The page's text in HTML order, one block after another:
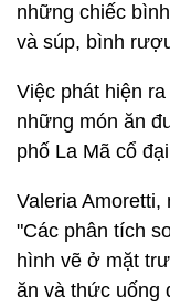
những chiếc
và súp, bình
Việc phát hiện
những món ăn
phố La Mã cổ
Valeria Amoretti,
"Các phân tích
hình vẽ ở mặt
ăn và thức uống